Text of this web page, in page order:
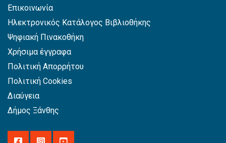
Επικοινωνία
Ηλεκτρονικός Κατάλογος Βιβλιοθήκης
Ψηφιακή Πινακοθήκη
Χρήσιμα έγγραφα
Πολιτική Απορρήτου
Πολιτική Cookies
Διαύγεια
Δήμος Ξάνθης